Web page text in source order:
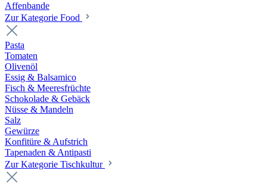
Affenbande
Zur Kategorie Food
Pasta
Tomaten
Olivenöl
Essig & Balsamico
Fisch & Meeresfrüchte
Schokolade & Gebäck
Nüsse & Mandeln
Salz
Gewürze
Konfitüre & Aufstrich
Tapenaden & Antipasti
Zur Kategorie Tischkultur